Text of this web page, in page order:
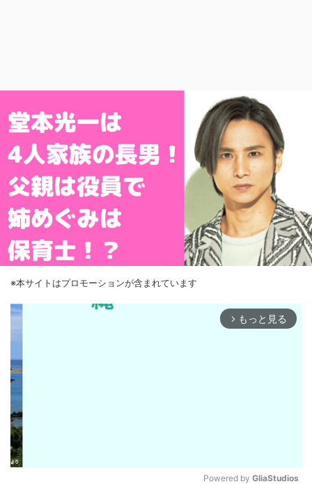
※本サイトはプロモーションが含まれています
arrow_forward_ios もっと見る
Powered by GliaStudios